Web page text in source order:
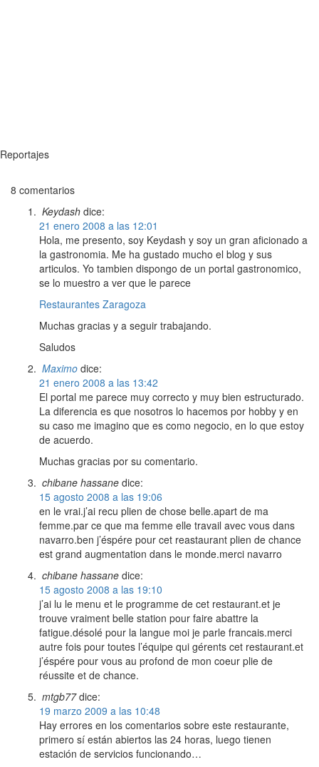
Reportajes
8 comentarios
Keydash dice:
21 enero 2008 a las 12:01
Hola, me presento, soy Keydash y soy un gran aficionado a
la gastronomia. Me ha gustado mucho el blog y sus
articulos. Yo tambien dispongo de un portal gastronomico,
se lo muestro a ver que le parece
Restaurantes Zaragoza
Muchas gracias y a seguir trabajando.
Saludos
Maximo dice:
21 enero 2008 a las 13:42
El portal me parece muy correcto y muy bien estructurado.
La diferencia es que nosotros lo hacemos por hobby y en
su caso me imagino que es como negocio, en lo que estoy
de acuerdo.
Muchas gracias por su comentario.
chibane hassane dice:
15 agosto 2008 a las 19:06
en le vrai.j’ai recu plien de chose belle.apart de ma
femme.par ce que ma femme elle travail avec vous dans
navarro.ben j’éspére pour cet reastaurant plien de chance
est grand augmentation dans le monde.merci navarro
chibane hassane dice:
15 agosto 2008 a las 19:10
j’ai lu le menu et le programme de cet restaurant.et je
trouve vraiment belle station pour faire abattre la
fatigue.désolé pour la langue moi je parle francais.merci
autre fois pour toutes l’équipe qui gérents cet restaurant.et
j’éspére pour vous au profond de mon coeur plie de
réussite et de chance.
mtgb77 dice:
19 marzo 2009 a las 10:48
Hay errores en los comentarios sobre este restaurante,
primero sí están abiertos las 24 horas, luego tienen
estación de servicios funcionando…